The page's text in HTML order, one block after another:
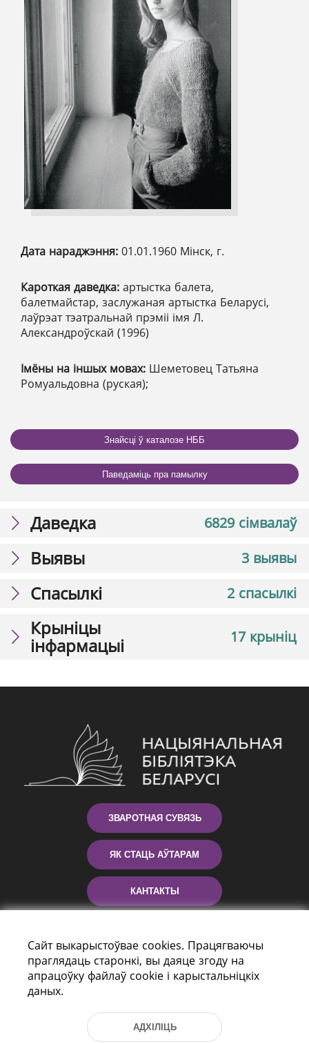
Дата нараджэння: 01.01.1960 Мінск, г.
Кароткая даведка: артыстка балета,
балетмайстар, заслужаная артыстка Беларусі,
лаўрэат тэатральнай прэміі імя Л.
Александроўскай (1996)
Імёны на іншых мовах: Шеметовец Татьяна
Ромуальдовна (руская);
Знайсці ў каталозе НББ
Паведаміць пра памылку
6829 сімвалаў
Даведка
3 выявы
Выявы
2 спасылкі
Спасылкі
17 крыніц
Крыніцы
інфармацыі
ЗВАРОТНАЯ СУВЯЗЬ
ЯК СТАЦЬ АЎТАРАМ
КАНТАКТЫ
Сайт выкарыстоўвае cookies. Працягваючы
праглядаць старонкі, вы даяце згоду на
апрацоўку файлаў cookie і карыстальніцкіх
даных.
АДХІЛІЦЬ